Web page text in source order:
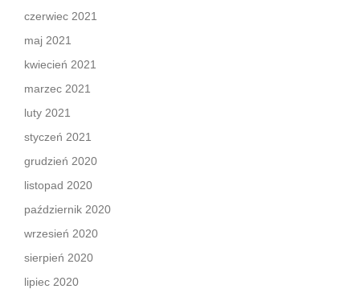
czerwiec 2021
maj 2021
kwiecień 2021
marzec 2021
luty 2021
styczeń 2021
grudzień 2020
listopad 2020
październik 2020
wrzesień 2020
sierpień 2020
lipiec 2020